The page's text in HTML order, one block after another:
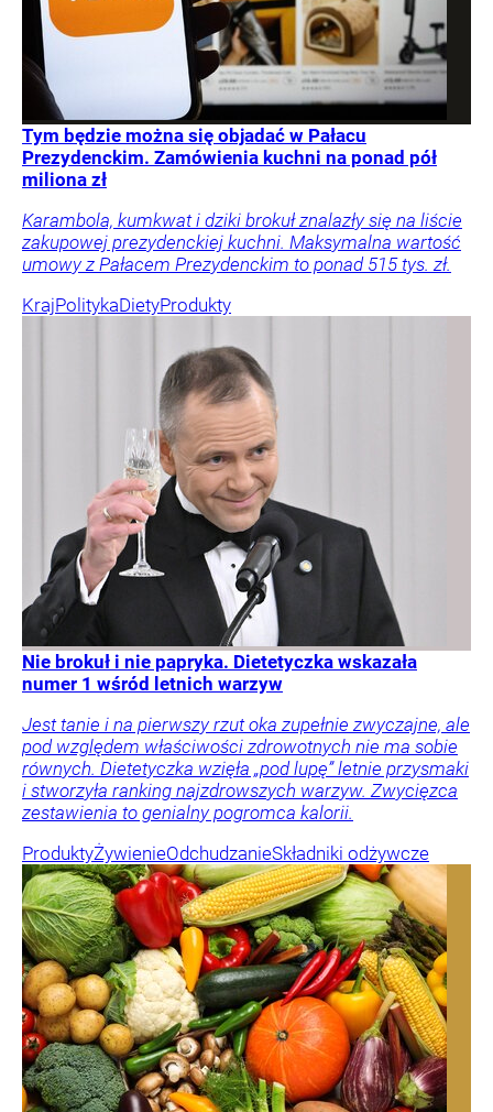
Tym będzie można się objadać w Pałacu
Prezydenckim. Zamówienia kuchni na ponad pół
miliona zł
Karambola, kumkwat i dziki brokuł znalazły się na liście
zakupowej prezydenckiej kuchni. Maksymalna wartość
umowy z Pałacem Prezydenckim to ponad 515 tys. zł.
KrajPolitykaDietyProdukty
Nie brokuł i nie papryka. Dietetyczka wskazała
numer 1 wśród letnich warzyw
Jest tanie i na pierwszy rzut oka zupełnie zwyczajne, ale
pod względem właściwości zdrowotnych nie ma sobie
równych. Dietetyczka wzięła „pod lupę” letnie przysmaki
i stworzyła ranking najzdrowszych warzyw. Zwycięzca
zestawienia to genialny pogromca kalorii.
ProduktyŻywienieOdchudzanieSkładniki odżywcze